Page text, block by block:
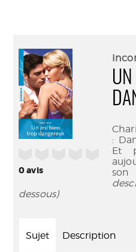
0avis
:
Et
dessous)
Sujet Description